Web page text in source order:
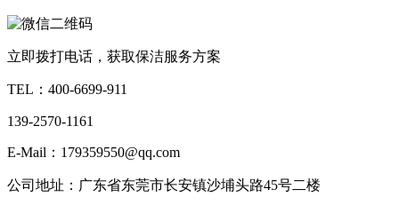
立即拨打电话，获取保洁服务方案
TEL： 400-6699-911
139-2570-1161
E-Mail：179359550@qq.com
公司地址：广东省东莞市长安镇沙埔头路45号二楼